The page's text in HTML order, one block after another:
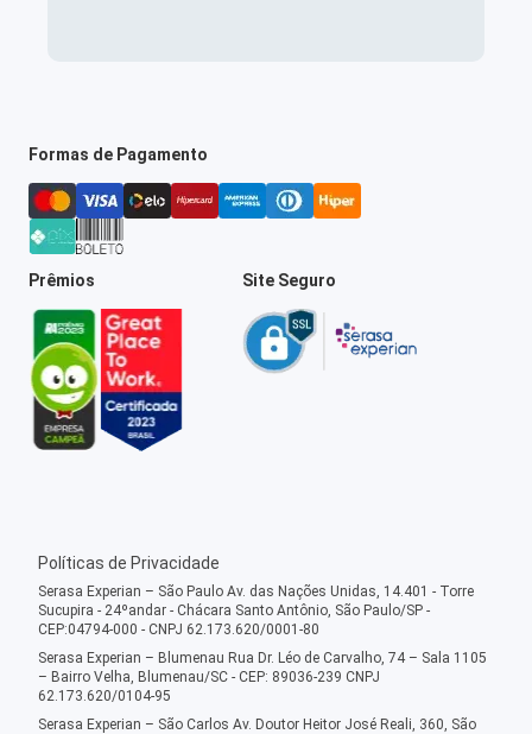
Formas de Pagamento
Prêmios Site Seguro
Políticas de Privacidade
Serasa Experian – São Paulo Av. das Nações Unidas, 14.401 - Torre
Sucupira - 24ºandar - Chácara Santo Antônio, São Paulo/SP -
CEP:04794-000 - CNPJ 62.173.620/0001-80
Serasa Experian – Blumenau Rua Dr. Léo de Carvalho, 74 – Sala 1105
– Bairro Velha, Blumenau/SC - CEP: 89036-239 CNPJ
62.173.620/0104-95
Serasa Experian – São Carlos Av. Doutor Heitor José Reali, 360, São